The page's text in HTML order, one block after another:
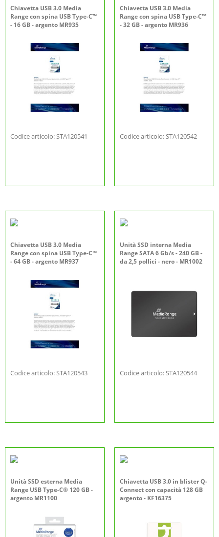
Chiavetta USB 3.0 Media
Range con spina USB Type-C™
- 16 GB - argento MR935
Codice articolo: STA120541
Chiavetta USB 3.0 Media
Range con spina USB Type-C™
- 32 GB - argento MR936
Codice articolo: STA120542
Chiavetta USB 3.0 Media
Range con spina USB Type-C™
- 64 GB - argento MR937
Codice articolo: STA120543
Unità SSD interna Media
Range SATA 6 Gb/s - 240 GB -
da 2,5 pollici - nero - MR1002
Codice articolo: STA120544
Unità SSD esterna Media
Range USB Type-C® 120 GB -
argento MR1100
Chiavetta USB 3.0 in blister Q-
Connect con capacità 128 GB
argento - KF16375